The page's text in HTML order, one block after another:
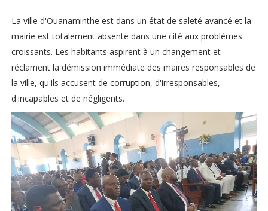
La ville d'Ouanaminthe est dans un état de saleté avancé et la
mairie est totalement absente dans une cité aux problèmes
croissants. Les habitants aspirent à un changement et
réclament la démission immédiate des maires responsables de
la ville, qu'ils accusent de corruption, d'irresponsables,
d'incapables et de négligents.